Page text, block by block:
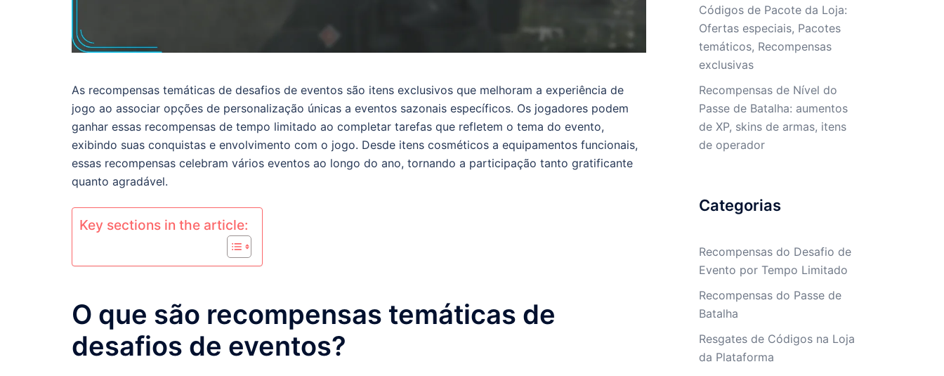
As recompensas temáticas de desafios de eventos são itens exclusivos que melhoram a experiência de
jogo ao associar opções de personalização únicas a eventos sazonais específicos. Os jogadores podem
ganhar essas recompensas de tempo limitado ao completar tarefas que refletem o tema do evento,
exibindo suas conquistas e envolvimento com o jogo. Desde itens cosméticos a equipamentos funcionais,
essas recompensas celebram vários eventos ao longo do ano, tornando a participação tanto gratificante
quanto agradável.
Key sections in the article:
O que são recompensas temáticas de
desafios de eventos?
Códigos de Pacote da Loja:
Ofertas especiais, Pacotes
temáticos, Recompensas
exclusivas
Recompensas de Nível do
Passe de Batalha: aumentos
de XP, skins de armas, itens
de operador
Categorias
Recompensas do Desafio de
Evento por Tempo Limitado
Recompensas do Passe de
Batalha
Resgates de Códigos na Loja
da Plataforma